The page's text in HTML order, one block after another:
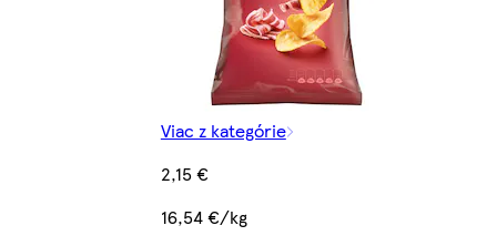
Viac z kategórie
2,15 €
16,54 €/kg